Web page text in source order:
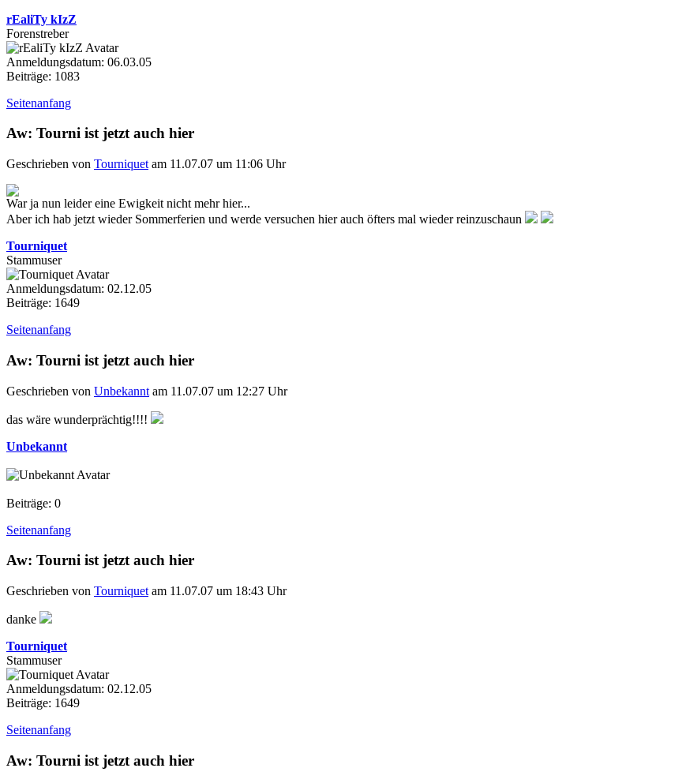
rEaliTy kIzZ
Forenstreber
Anmeldungsdatum: 06.03.05
Beiträge: 1083
Seitenanfang
Aw: Tourni ist jetzt auch hier
Geschrieben von Tourniquet am 11.07.07 um 11:06 Uhr
War ja nun leider eine Ewigkeit nicht mehr hier...
Aber ich hab jetzt wieder Sommerferien und werde versuchen hier auch öfters mal wieder reinzuschaun
Tourniquet
Stammuser
Anmeldungsdatum: 02.12.05
Beiträge: 1649
Seitenanfang
Aw: Tourni ist jetzt auch hier
Geschrieben von Unbekannt am 11.07.07 um 12:27 Uhr
das wäre wunderprächtig!!!!
Unbekannt
Beiträge: 0
Seitenanfang
Aw: Tourni ist jetzt auch hier
Geschrieben von Tourniquet am 11.07.07 um 18:43 Uhr
danke
Tourniquet
Stammuser
Anmeldungsdatum: 02.12.05
Beiträge: 1649
Seitenanfang
Aw: Tourni ist jetzt auch hier